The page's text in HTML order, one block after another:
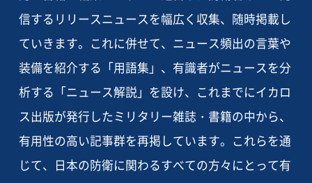
信するリリースニュースを幅広く収集、随時掲載し
ていきます。これに併せて、ニュース頻出の言葉や
装備を紹介する「用語集」、有識者がニュースを分
析する「ニュース解説」を設け、これまでにイカロ
ス出版が発行したミリタリー雑誌・書籍の中から、
有用性の高い記事群を再掲しています。これらを通
じて、日本の防衛に関わるすべての方々にとって有